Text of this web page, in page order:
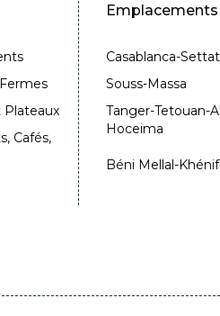
Plateaux
Cafés,
Casablanca-Settat
Souss-Massa
Tanger-Tetouan-Al
Hoceima
Béni Mellal-